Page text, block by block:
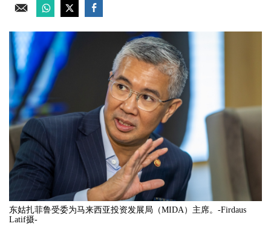
东姑扎菲鲁受委为马来西亚投资发展局（MIDA）主席。-Firdaus
Latif摄-